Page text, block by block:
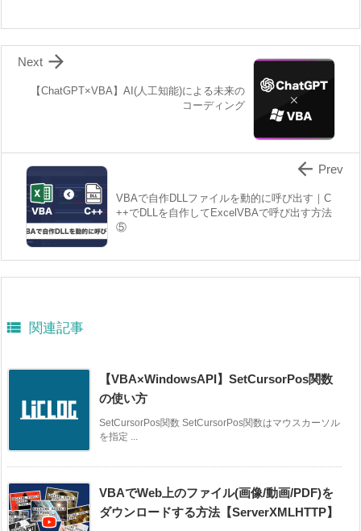
【ChatGPT×VBA】AI(人工知能)による未来の
コーディング

Next
VBAで自作DLLファイルを動的に呼び出す｜C
++でDLLを自作してExcelVBAで呼び出す方法
⑤
 Prev
 関連記事
【VBA×WindowsAPI】SetCursorPos関数
の使い方
SetCursorPos関数 SetCursorPos関数はマウスカーソル
を指定 ...
VBAでWeb上のファイル(画像/動画/PDF)を
ダウンロードする方法【ServerXMLHTTP】